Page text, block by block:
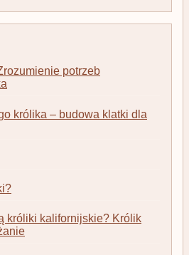
potrzeb
królika – budowa klatki dla
króliki kalifornijskie? Królik